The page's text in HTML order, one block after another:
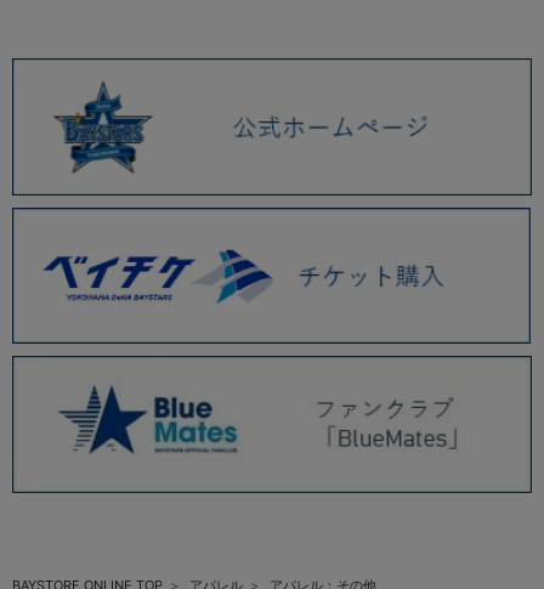
BAYSTORE ONLINE TOP アパレル アパレル：その他